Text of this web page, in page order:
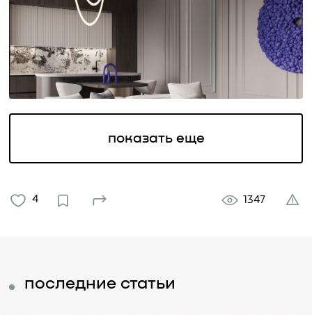
показать еще
4 1347
последние статьи